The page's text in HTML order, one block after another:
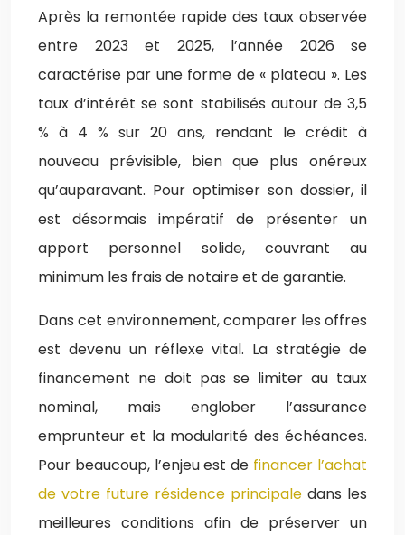
Après la remontée rapide des taux observée
entre 2023 et 2025, l’année 2026 se
caractérise par une forme de « plateau ». Les
taux d’intérêt se sont stabilisés autour de 3,5
% à 4 % sur 20 ans, rendant le crédit à
nouveau prévisible, bien que plus onéreux
qu’auparavant. Pour optimiser son dossier, il
est désormais impératif de présenter un
apport personnel solide, couvrant au
minimum les frais de notaire et de garantie.
Dans cet environnement, comparer les offres
est devenu un réflexe vital. La stratégie de
financement ne doit pas se limiter au taux
nominal, mais englober l’assurance
emprunteur et la modularité des échéances.
Pour beaucoup, l’enjeu est de financer l’achat
de votre future résidence principale dans les
meilleures conditions afin de préserver un